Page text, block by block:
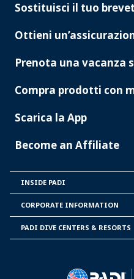
Sostituisci il tuo
Ottieni
Prenota una vacanza
Compra prodotti con
Scarica la App
Become an Affiliate
PADI
INSIDE PADI
INFORMATION
CORPORATE INFORMATION
PADI DIVE CENTERS & RESORTS